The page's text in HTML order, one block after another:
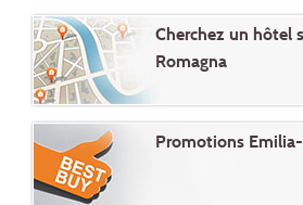
Cherchez un hôtel
Romagna
Promotions